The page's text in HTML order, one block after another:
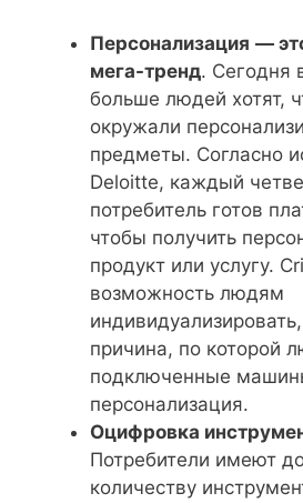
Персонализация —
мега-тренд. Сегодня
больше людей хотят,
окружали
предметы. Согласно
Deloitte, каждый
потребитель готов
чтобы получить
продукт или услугу.
возможность людям
причина, по которой
подключенные
персонализация.
Оцифровка
Потребители имеют
количеству